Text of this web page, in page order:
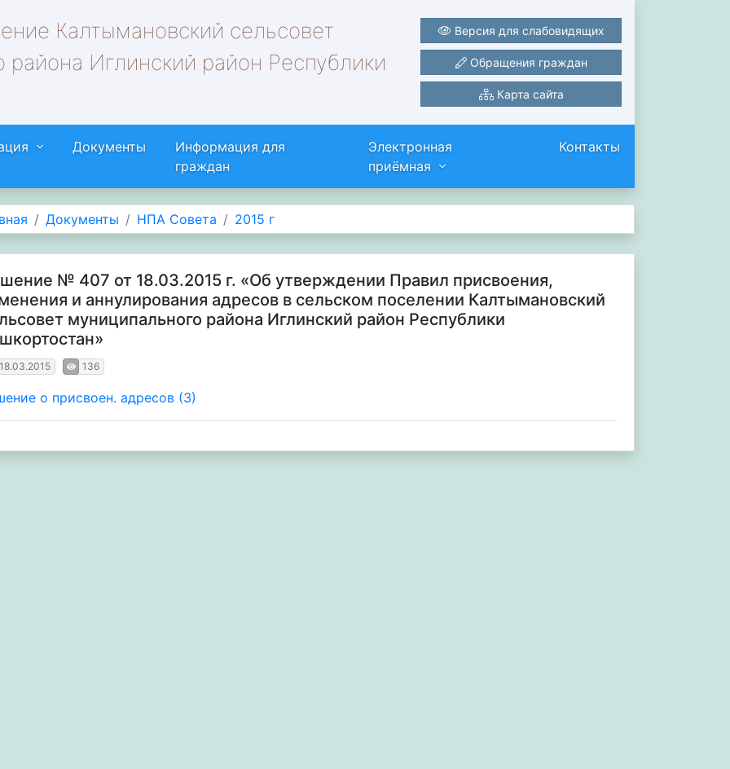
Калтымановский сельсовет
района Иглинский район Республики
Версия для слабовидящих
Обращения граждан
Карта сайта
Документы
Информация для
граждан
Электронная
приёмная
Контакты
Документы НПА Совета 2015 г
№ 407 от 18.03.2015 г. «Об утверждении Правил присвоения,
и аннулирования адресов в сельском поселении Калтымановский
муниципального района Иглинский район Республики
18.03.2015 136
о присвоен. адресов (3)